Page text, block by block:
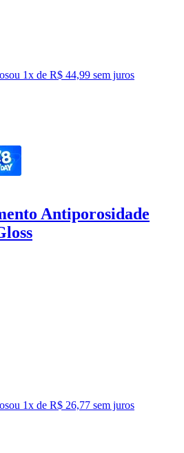
ou 1x de R$ 44,99 sem juros
Antiporosidade
ou 1x de R$ 26,77 sem juros